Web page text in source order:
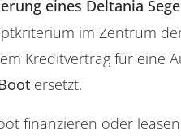
eines Deltania
im Zentrum
Kreditvertrag für eine
ersetzt.
finanzieren oder